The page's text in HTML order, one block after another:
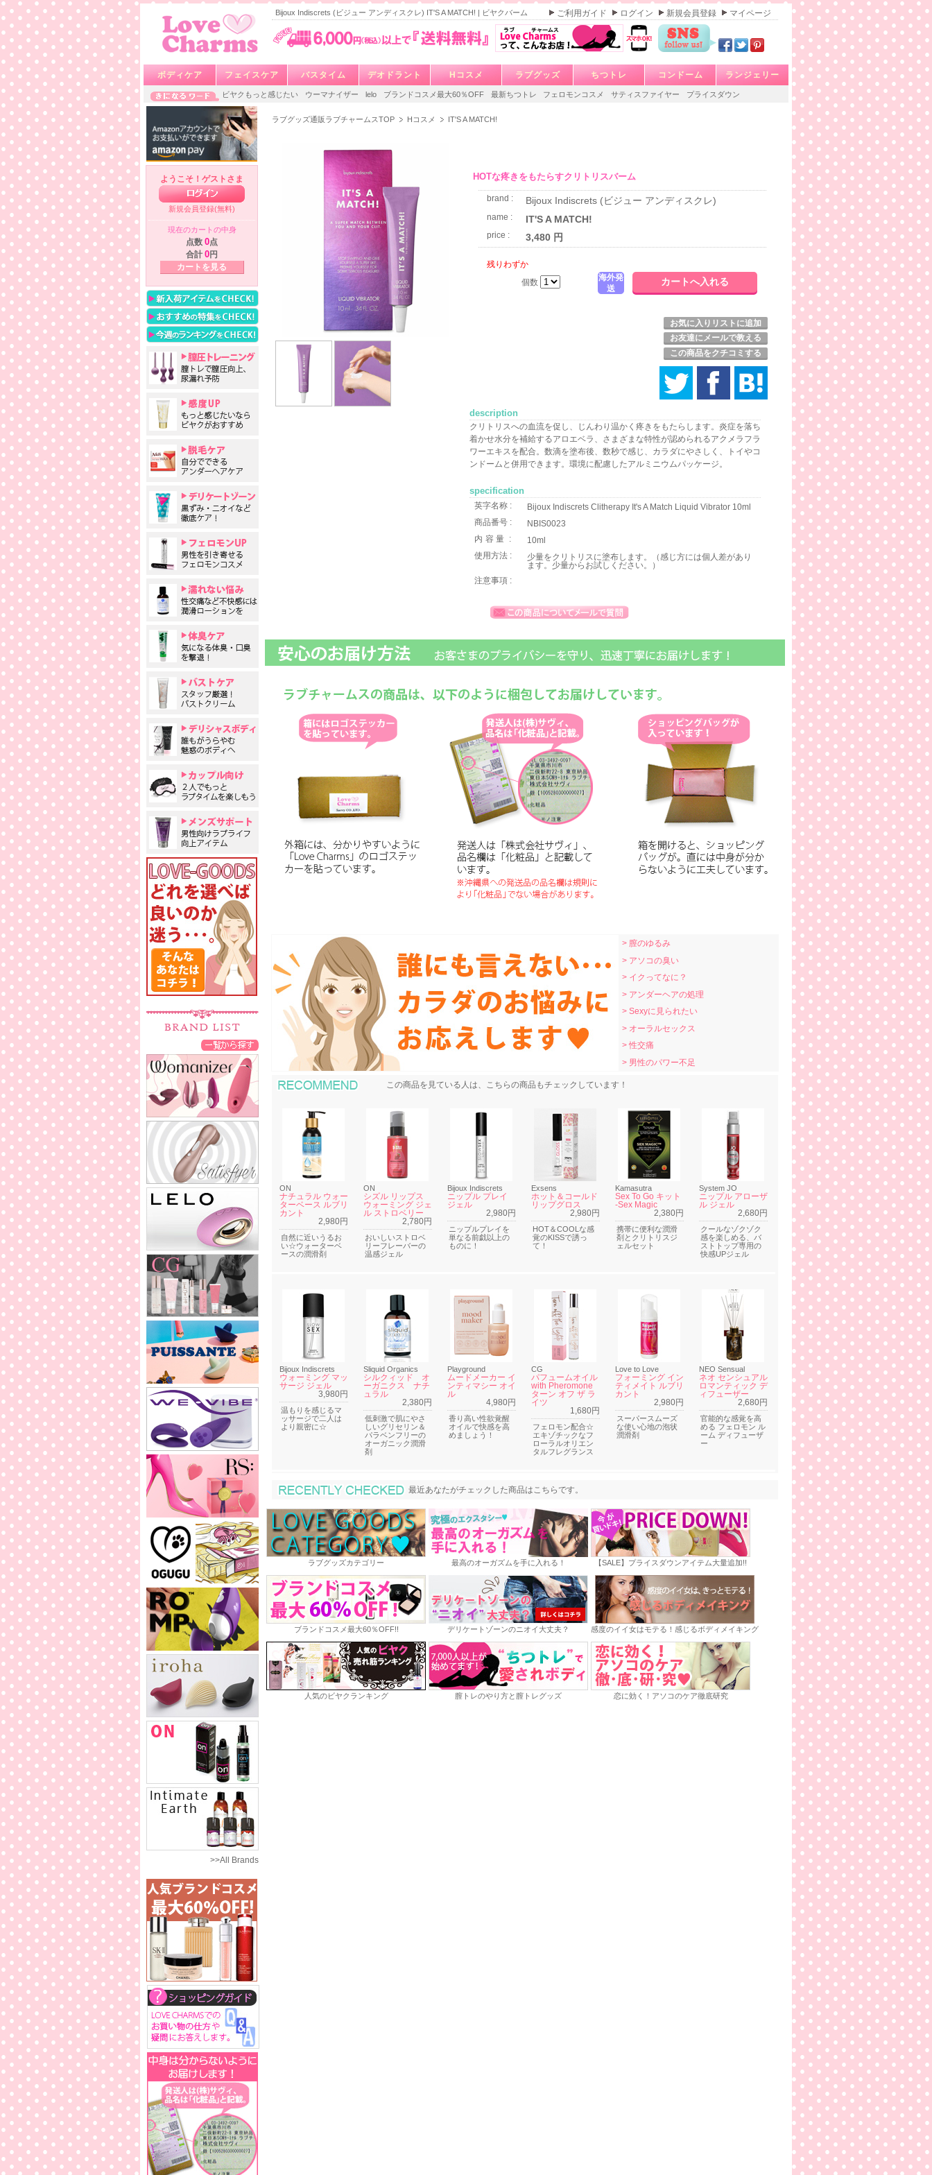
Bijoux Indiscrets (ビジュー アンディスクレ) IT'S A MATCH! | ビヤクバーム ご利用ガイド ログイン 新規会員登録 マイページ
ボディケア フェイスケア バスタイム デオドラント Hコスメ ラブグッズ ちつトレ コンドーム ランジェリー
ビヤクもっと感じたい ウーマナイザー lelo ブランドコスメ最大60％OFF 最新ちつトレ フェロモンコスメ サティスファイヤー プライスダウン
ようこそ！ゲストさま
新規会員登録(無料)
現在のカートの中身
点数 0点
合計 0円
カートを見る
>>All Brands
ラブグッズ通販ラブチャームスTOP Hコスメ IT'S A MATCH!
HOTな疼きをもたらすクリトリスバーム
brand : Bijoux Indiscrets (ビジュー アンディスクレ)
name : IT'S A MATCH!
price : 3,480 円
残りわずか
個数
海外発
送
お気に入りリストに追加
お友達にメールで教える
この商品をクチコミする
description
クリトリスへの血流を促し、じんわり温かく疼きをもたらします。炎症を落ち
着かせ水分を補給するアロエベラ、さまざまな特性が認められるアクメラフラ
ワーエキスを配合。数滴を塗布後、数秒で感じ、カラダにやさしく、トイやコ
ンドームと併用できます。環境に配慮したアルミニウムパッケージ。
specification
英字名称 :
Bijoux Indiscrets Clitherapy It's A Match Liquid Vibrator 10ml
商品番号 :
NBIS0023
内容量 :
10ml
使用方法 :
少量をクリトリスに塗布します。（感じ方には個人差があり
ます。少量からお試しください。）
注意事項 :
> 膣のゆるみ
> アソコの臭い
> イクってなに？
> アンダーヘアの処理
> Sexyに見られたい
> オーラルセックス
> 性交痛
> 男性のパワー不足
おすすめ商品
この商品を見ている人は、こちらの商品もチェックしています！
ON
ナチュラル ウォー
ターベース ルブリ
カント
2,980円
自然に近いうるお
い☆ウォーターベ
ースの潤滑剤
ON
シズル リップス
ウォーミング ジェ
ル ストロベリー
2,780円
おいしいストロベ
リーフレーバーの
温感ジェル
Bijoux Indiscrets
ニップル プレイ
ジェル
2,980円
ニップルプレイを
単なる前戯以上の
ものに！
Exsens
ホット＆コールド
リップグロス
2,980円
HOT＆COOLな感
覚のKISSで誘っ
て！
Kamasutra
Sex To Go キット
-Sex Magic
2,380円
携帯に便利な潤滑
剤とクリトリスジ
ェルセット
System JO
ニップル アローザ
ル ジェル
2,680円
クールなゾクゾク
感を楽しめる、バ
ストトップ専用の
快感UPジェル
Bijoux Indiscrets
ウォーミング マッ
サージ ジェル
3,980円
温もりを感じるマ
ッサージで二人は
より親密に☆
Sliquid Organics
シルクィッド オ
ーガニクス ナチ
ュラル
2,380円
低刺激で肌にやさ
しいグリセリン＆
パラベンフリーの
オーガニック潤滑
剤
Playground
ムードメーカー イ
ンティマシー オイ
ル
4,980円
香り高い性欲覚醒
オイルで快感を高
めましょう！
CG
パフュームオイル
with Pheromone
ターン オフ ザ ラ
イツ
1,680円
フェロモン配合☆
エキゾチックなフ
ローラルオリエン
タルフレグランス
Love to Love
フォーミング イン
ティメイト ルブリ
カント
2,980円
スーパースムーズ
な使い心地の泡状
潤滑剤
NEO Sensual
ネオ センシュアル
ロマンティック デ
ィフューザー
2,680円
官能的な感覚を高
める フェロモン ル
ーム ディフューザ
ー
最近あなたがチェックした商品
最近あなたがチェックした商品はこちらです。
ラブグッズカテゴリー 最高のオーガズムを手に入れる！ 【SALE】プライスダウンアイテム大量追加!!
ブランドコスメ最大60％OFF!! デリケートゾーンのニオイ大丈夫？ 感度のイイ女はモテる！感じるボディメイキング
人気のビヤクランキング 膣トレのやり方と膣トレグッズ 恋に効く！アソコのケア徹底研究